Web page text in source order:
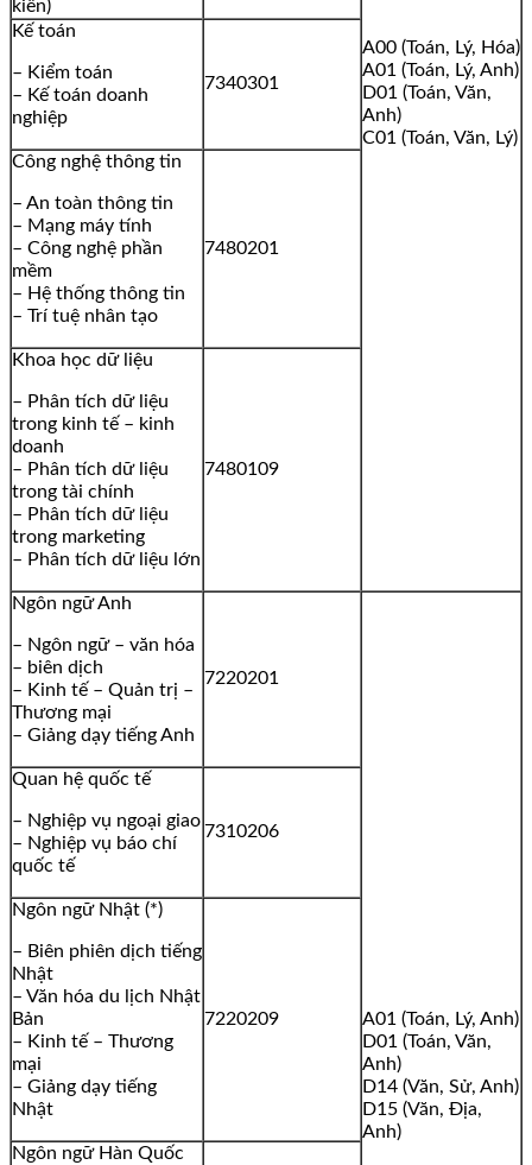
A00 (Toán, Lý, Hóa)
A01 (Toán, Lý, Anh)
D01 (Toán, Văn,
Anh)
C01 (Toán, Văn, Lý)
kiến)
Kế toán
– Kiểm toán
– Kế toán doanh
nghiệp
7340301
Công nghệ thông tin
– An toàn thông tin
– Mạng máy tính
– Công nghệ phần
mềm
– Hệ thống thông tin
– Trí tuệ nhân tạo
7480201
Khoa học dữ liệu
– Phân tích dữ liệu
trong kinh tế – kinh
doanh
– Phân tích dữ liệu
trong tài chính
– Phân tích dữ liệu
trong marketing
– Phân tích dữ liệu lớn
7480109
Ngôn ngữ Anh
– Ngôn ngữ – văn hóa
– biên dịch
– Kinh tế – Quản trị –
Thương mại
– Giảng dạy tiếng Anh
7220201
A01 (Toán, Lý, Anh)
D01 (Toán, Văn,
Anh)
D14 (Văn, Sử, Anh)
D15 (Văn, Địa,
Anh)
Quan hệ quốc tế
– Nghiệp vụ ngoại giao
– Nghiệp vụ báo chí
quốc tế
7310206
Ngôn ngữ Nhật (*)
– Biên phiên dịch tiếng
Nhật
– Văn hóa du lịch Nhật
Bản
– Kinh tế – Thương
mại
– Giảng dạy tiếng
Nhật
7220209
Ngôn ngữ Hàn Quốc